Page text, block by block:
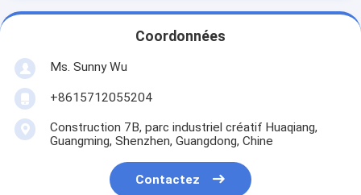
Coordonnées
Ms. Sunny Wu
+8615712055204
Construction 7B, parc industriel créatif Huaqiang,
Guangming, Shenzhen, Guangdong, Chine
Contactez